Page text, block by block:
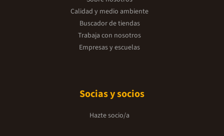
Calidad y medio ambiente
Buscador de tiendas
Trabaja con nosotros
Empresas y escuelas
Socias y socios
Hazte socio/a